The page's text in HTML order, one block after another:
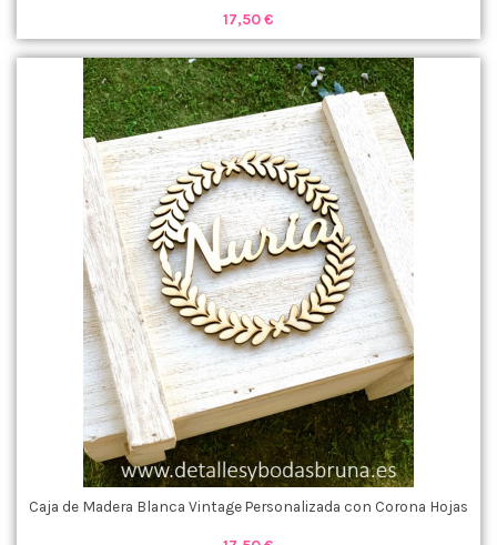
17,50 €
Caja de Madera Blanca Vintage Personalizada con Corona Hojas